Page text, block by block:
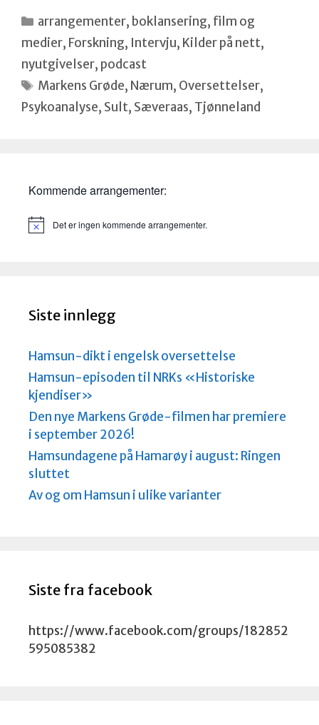
Kategorier
arrangementer, boklansering, film og
medier, Forskning, Intervju, Kilder på nett,
nyutgivelser, podcast
Stikkord
Markens Grøde, Nærum, Oversettelser,
Psykoanalyse, Sult, Sæveraas, Tjønneland
Kommende arrangementer:
M
Det er ingen kommende arrangementer.
Siste innlegg
Hamsun-dikt i engelsk oversettelse
Hamsun-episoden til NRKs «Historiske
kjendiser»
Den nye Markens Grøde-filmen har premiere
i september 2026!
Hamsundagene på Hamarøy i august: Ringen
sluttet
Av og om Hamsun i ulike varianter
Siste fra facebook
https://www.facebook.com/groups/182852
595085382